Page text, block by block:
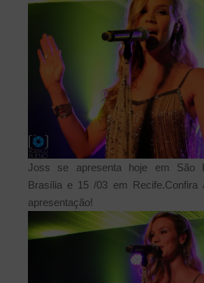
Joss se apresenta hoje em São
Brasília e 15 /03 em Recife.Confira
apresentação!